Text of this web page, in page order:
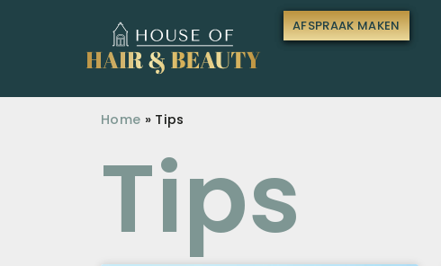
AFSPRAAK MAKEN
Home » Tips
Tips